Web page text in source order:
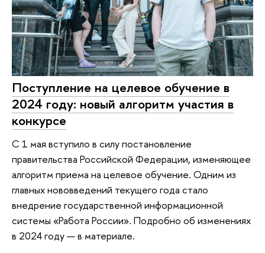
Поступление на целевое обучение в
2024 году: новый алгоритм участия в
конкурсе
С 1 мая вступило в силу постановление
правительства Российской Федерации, изменяющее
алгоритм приема на целевое обучение. Одним из
главных нововведений текущего года стало
внедрение государственной информационной
системы «Работа России». Подробно об изменениях
в 2024 году — в материале.